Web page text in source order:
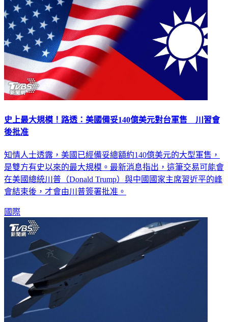
史上最大規模！路透：美國備妥140億美元對台軍售 川習會
後批准
知情人士透露，美國已經備妥總額約140億美元的大型軍售，
是雙方有史以來的最大規模。最新消息指出，這筆交易可能會
在美國總統川普（Donald Trump）與中國國家主席習近平的峰
會結束後，才會由川普簽署批准。
國際